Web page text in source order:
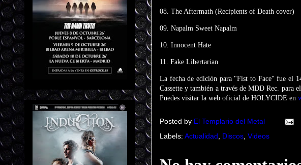
08. The Aftermath (Recipients of Death cover)
09. Napalm Sweet Napalm
10. Innocent Hate
11. Fake Libertarian
La fecha de edición para "Fist to Face" fue el
Cassette y también a través de MDD Rec.
Puedes visitar la web oficial de HOLYCIDE en
Posted by El Templario del Metal
Labels: Actualidad Discos Videos